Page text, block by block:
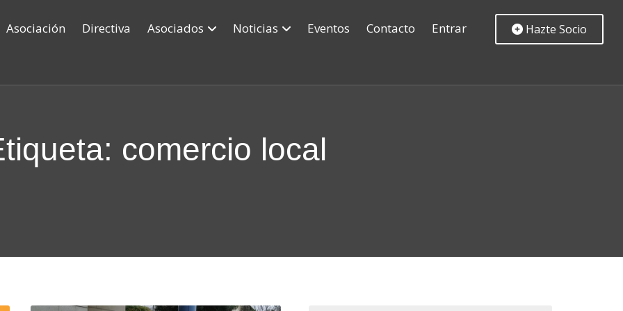
Asociación Directiva Asociados Noticias Eventos Contacto Entrar Hazte Socio
comercio local